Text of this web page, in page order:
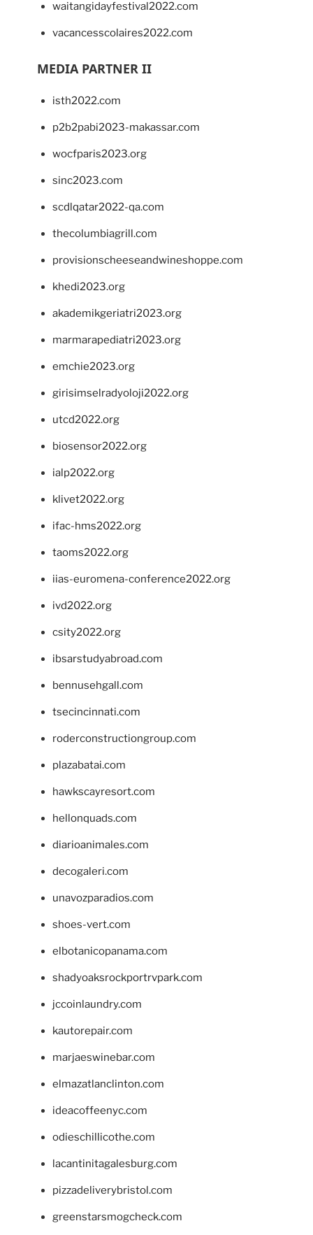
waitangidayfestival2022.com
vacancesscolaires2022.com
MEDIA PARTNER II
isth2022.com
p2b2pabi2023-makassar.com
wocfparis2023.org
sinc2023.com
scdlqatar2022-qa.com
thecolumbiagrill.com
provisionscheeseandwineshoppe.com
khedi2023.org
akademikgeriatri2023.org
marmarapediatri2023.org
emchie2023.org
girisimselradyoloji2022.org
utcd2022.org
biosensor2022.org
ialp2022.org
klivet2022.org
ifac-hms2022.org
taoms2022.org
iias-euromena-conference2022.org
ivd2022.org
csity2022.org
ibsarstudyabroad.com
bennusehgall.com
tsecincinnati.com
roderconstructiongroup.com
plazabatai.com
hawkscayresort.com
hellonquads.com
diarioanimales.com
decogaleri.com
unavozparadios.com
shoes-vert.com
elbotanicopanama.com
shadyoaksrockportrvpark.com
jccoinlaundry.com
kautorepair.com
marjaeswinebar.com
elmazatlanclinton.com
ideacoffeenyc.com
odieschillicothe.com
lacantinitagalesburg.com
pizzadeliverybristol.com
greenstarsmogcheck.com